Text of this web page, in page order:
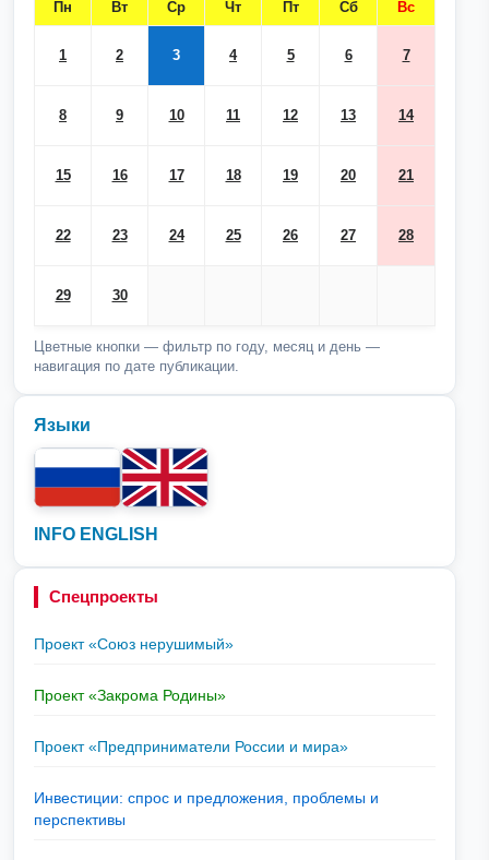
Пн Вт Ср Чт Пт Сб Вс
1 2 3 4 5 6 7
8 9 10 11 12 13 14
15 16 17 18 19 20 21
22 23 24 25 26 27 28
29 30
Цветные кнопки — фильтр по году, месяц и день —
навигация по дате публикации.
Языки
INFO ENGLISH
Спецпроекты
Проект «Союз нерушимый»
Проект «Закрома Родины»
Проект «Предприниматели России и мира»
Инвестиции: спрос и предложения, проблемы и
перспективы